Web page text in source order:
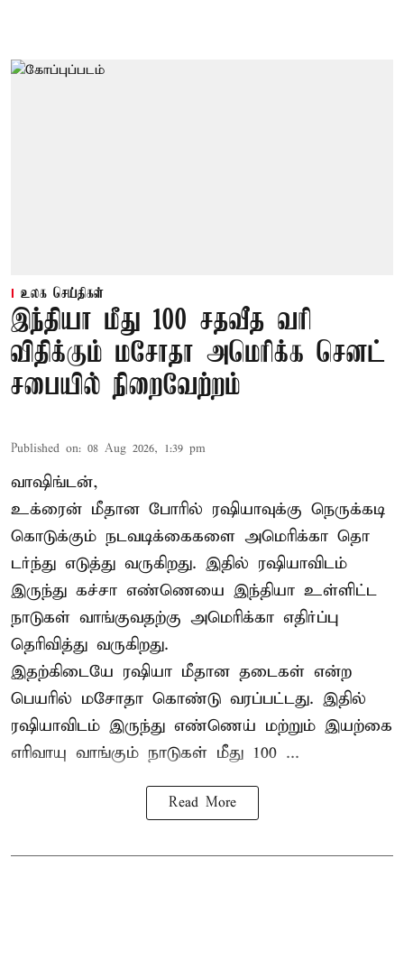
உலக செய்திகள்
இந்தியா மீது 100 சதவீத வரி
விதிக்கும் மசோதா அமெரிக்க செனட்
சபையில் நிறைவேற்றம்
Published on: 08 Aug 2026, 1:39 pm
வாஷிங்டன்,
உக்ரைன் மீதான போரில் ரஷியாவுக்கு நெருக்கடி
கொடுக்கும் நடவடிக்கைகளை அமெரிக்கா தொ
டர்ந்து எடுத்து வருகிறது. இதில் ரஷியாவிடம்
இருந்து கச்சா எண்ணெயை இந்தியா உள்ளிட்ட
நாடுகள் வாங்குவதற்கு அமெரிக்கா எதிர்ப்பு
தெரிவித்து வருகிறது.
இதற்கிடையே ரஷியா மீதான தடைகள் என்ற
பெயரில் மசோதா கொண்டு வரப்பட்டது. இதில்
ரஷியாவிடம் இருந்து எண்ணெய் மற்றும் இயற்கை
எரிவாயு வாங்கும் நாடுகள் மீது 100 ...
Read More